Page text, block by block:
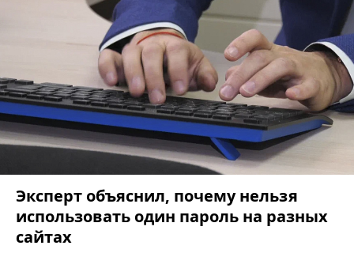
Эксперт объяснил, почему нельзя
использовать один пароль на разных
сайтах